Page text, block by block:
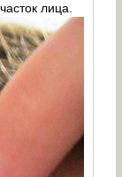
лица.